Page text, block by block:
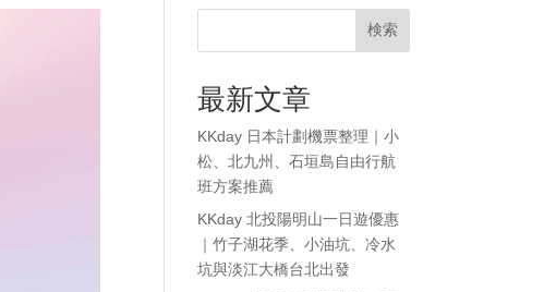
検索
最新文章
KKday 日本計劃機票整理｜小
松、北九州、石垣島自由行航
班方案推薦
KKday 北投陽明山一日遊優惠
｜竹子湖花季、小油坑、冷水
坑與淡江大橋台北出發